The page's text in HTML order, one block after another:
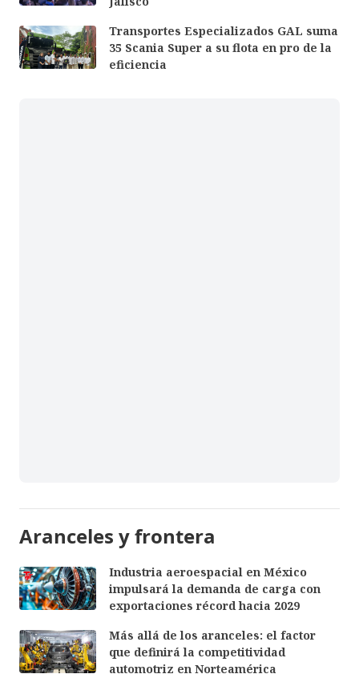
Transportes Especializados GAL suma
35 Scania Super a su flota en pro de la
eficiencia
Aranceles y frontera
Industria aeroespacial en México
impulsará la demanda de carga con
exportaciones récord hacia 2029
Más allá de los aranceles: el factor
que definirá la competitividad
automotriz en Norteamérica